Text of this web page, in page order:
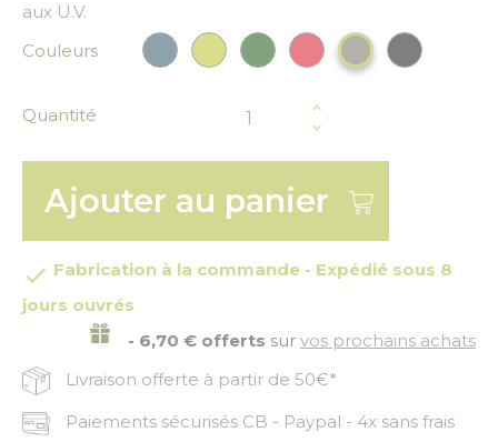
aux U.V.
Couleurs
Bleu paonVert anisVert FoncéRougeGris Noir
Quantité
Ajouter au panier
 Fabrication à la commande - Expédié sous 8
jours ouvrés
- 6,70 € offerts sur vos prochains achats
Livraison offerte à partir de 50€*
Paiements sécurisés CB - Paypal - 4x sans frais